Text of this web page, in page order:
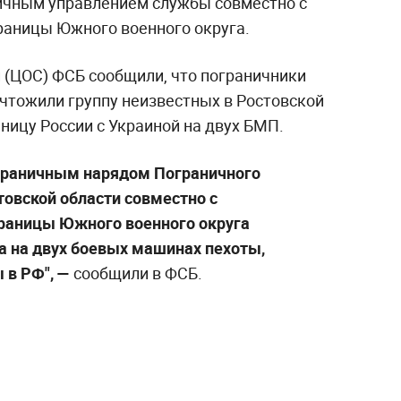
Южного военного округа.
ФСБ сообщили, что пограничники
группу неизвестных в Ростовской
России с Украиной на двух БМП.
нарядом Пограничного
области совместно с
Южного военного округа
на двух боевых машинах пехоты,
в РФ", — сообщили в ФСБ.